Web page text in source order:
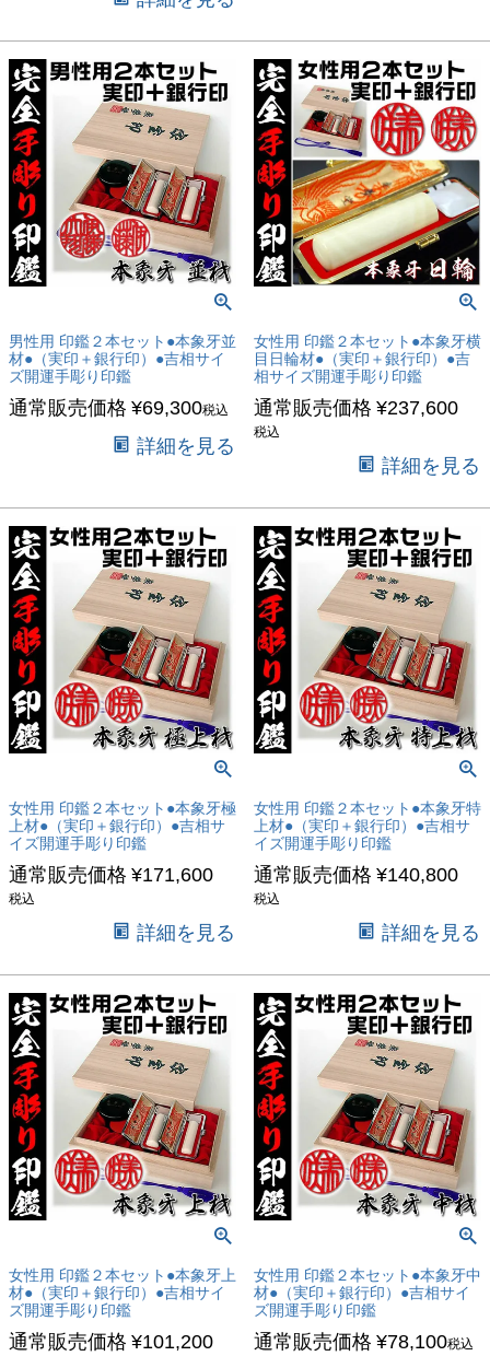
男性用 印鑑２本セット●本象牙並
材●（実印＋銀行印）●吉相サイ
ズ開運手彫り印鑑
通常販売価格 ¥69,300税込
詳細を見る
女性用 印鑑２本セット●本象牙横
目日輪材●（実印＋銀行印）●吉
相サイズ開運手彫り印鑑
通常販売価格 ¥237,600
税込
詳細を見る
女性用 印鑑２本セット●本象牙極
上材●（実印＋銀行印）●吉相サ
イズ開運手彫り印鑑
通常販売価格 ¥171,600
税込
詳細を見る
女性用 印鑑２本セット●本象牙特
上材●（実印＋銀行印）●吉相サ
イズ開運手彫り印鑑
通常販売価格 ¥140,800
税込
詳細を見る
女性用 印鑑２本セット●本象牙上
材●（実印＋銀行印）●吉相サイ
ズ開運手彫り印鑑
通常販売価格 ¥101,200
女性用 印鑑２本セット●本象牙中
材●（実印＋銀行印）●吉相サイ
ズ開運手彫り印鑑
通常販売価格 ¥78,100税込